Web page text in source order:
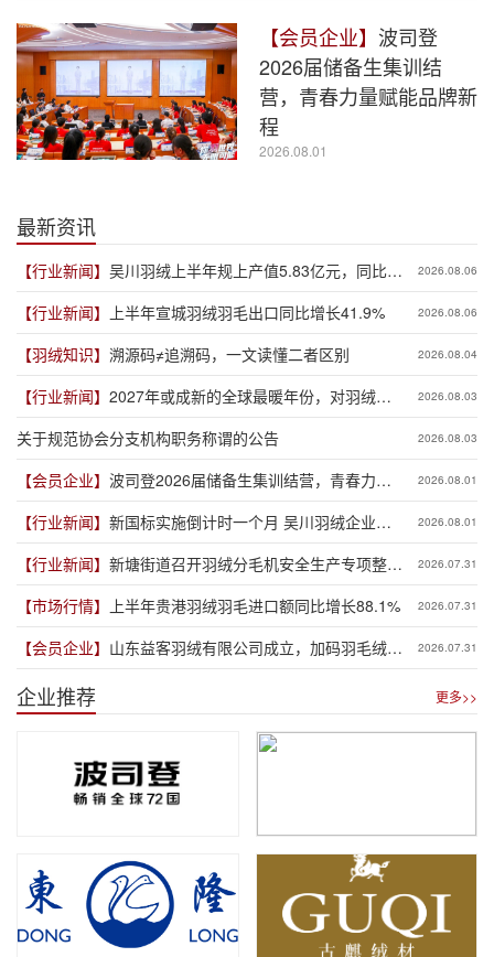
【会员企业】 波司登
2026届储备生集训结
营，青春力量赋能品牌新
程
2026.08.01
最新资讯
【行业新闻】 吴川羽绒上半年规上产值5.83亿元，同比增
长19.3%
2026.08.06
【行业新闻】 上半年宣城羽绒羽毛出口同比增长41.9% 2026.08.06
【羽绒知识】 溯源码≠追溯码，一文读懂二者区别 2026.08.04
【行业新闻】 2027年或成新的全球最暖年份，对羽绒产
业有何影响？
2026.08.03
关于规范协会分支机构职务称谓的公告 2026.08.03
【会员企业】 波司登2026届储备生集训结营，青春力量
赋能品牌新程
2026.08.01
【行业新闻】 新国标实施倒计时一个月 吴川羽绒企业集
体“抢跑”新规
2026.08.01
【行业新闻】 新塘街道召开羽绒分毛机安全生产专项整治
推进会
2026.07.31
【市场行情】 上半年贵港羽绒羽毛进口额同比增长88.1% 2026.07.31
【会员企业】 山东益客羽绒有限公司成立，加码羽毛绒制
品全产业链布局
2026.07.31
企业推荐 更多>>